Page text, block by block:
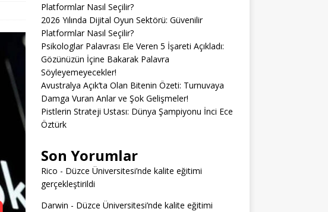
Platformlar Nasıl Seçilir?
2026 Yılında Dijital Oyun Sektörü: Güvenilir
Platformlar Nasıl Seçilir?
Psikologlar Palavrası Ele Veren 5 İşareti Açıkladı:
Gözünüzün İçine Bakarak Palavra
Söyleyemeyecekler!
Avustralya Açık’ta Olan Bitenin Özeti: Turnuvaya
Damga Vuran Anlar ve Şok Gelişmeler!
Pistlerin Strateji Ustası: Dünya Şampiyonu İnci Ece
Öztürk
Son Yorumlar
Rico - Düzce Üniversitesi’nde kalite eğitimi
gerçekleştirildi
Darwin - Düzce Üniversitesi’nde kalite eğitimi